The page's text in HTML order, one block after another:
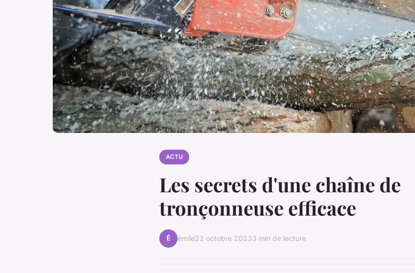
ACTU
Les secrets d'une chaîne de
tronçonneuse efficace
É émile23 octobre 20233 min de lecture